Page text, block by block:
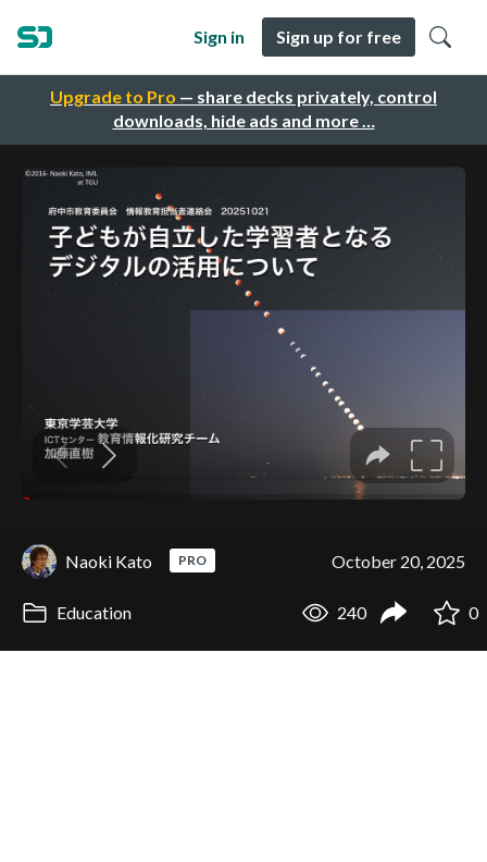
Upgrade to Pro — share decks privately, control
downloads, hide ads and more …
Sign in Sign up for free
Naoki Kato PRO October 20, 2025
Education 240 0